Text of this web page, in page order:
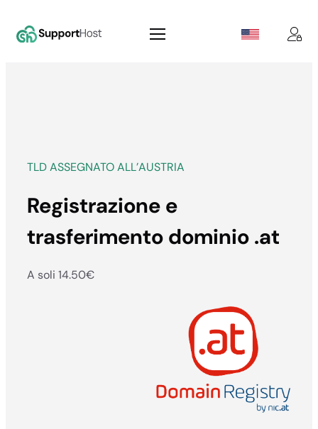
contenuto
TLD ASSEGNATO ALL’AUSTRIA
Registrazione e
trasferimento dominio .at
A soli 14.50€